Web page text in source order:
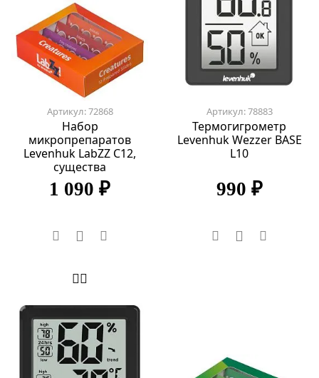
Артикул: 72868
Набор
микропрепаратов
Levenhuk LabZZ C12,
существа
1 090 ₽
Артикул: 78883
Термогигрометр
Levenhuk Wezzer BASE
L10
990 ₽